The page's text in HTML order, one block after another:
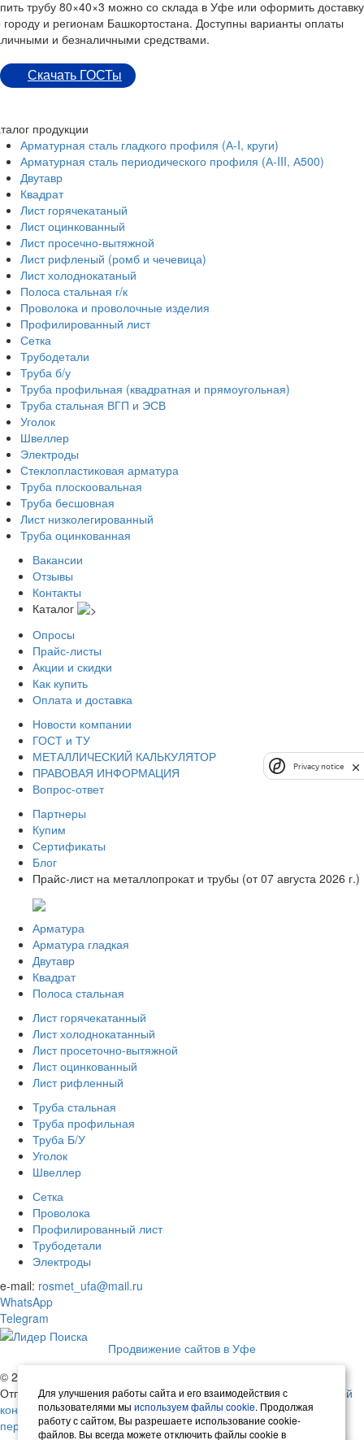
трубу 80×40×3 можно со склада в Уфе или оформить доставку
городу и регионам Башкортостана. Доступны варианты оплаты
и безналичными средствами.
Скачать ГОСТы
продукции
Арматурная сталь гладкого профиля (А-I, круги)
Арматурная сталь периодического профиля (А-III, А500)
Двутавр
Квадрат
Лист горячекатаный
Лист оцинкованный
Лист просечно-вытяжной
Лист рифленый (ромб и чечевица)
Лист холоднокатаный
Полоса стальная г/к
Проволока и проволочные изделия
Профилированный лист
Сетка
Трубодетали
Труба б/у
Труба профильная (квадратная и прямоугольная)
Труба стальная ВГП и ЭСВ
Уголок
Швеллер
Электроды
Стеклопластиковая арматура
Труба плоскоовальная
Труба бесшовная
Лист низколегированный
Труба оцинкованная
Вакансии
Отзывы
Контакты
Каталог
Опросы
Прайс-листы
Акции и скидки
Как купить
Оплата и доставка
Новости компании
ГОСТ и ТУ
МЕТАЛЛИЧЕСКИЙ КАЛЬКУЛЯТОР
ПРАВОВАЯ ИНФОРМАЦИЯ
Вопрос-ответ
Партнеры
Купим
Сертификаты
Блог
Прайс-лист на металлопрокат и трубы (от 07 августа 2026 г.)
Арматура
Арматура гладкая
Двутавр
Квадрат
Полоса стальная
Лист горячекатанный
Лист холоднокатанный
Лист просеточно-вытяжной
Лист оцинкованный
Лист рифленный
Труба стальная
Труба профильная
Труба Б/У
Уголок
Швеллер
Сетка
Проволока
Профилированный лист
Трубодетали
Электроды
e-mail: rosmet_ufa@mail.ru
WhatsApp
Telegram
Для улучшения работы сайта и его взаимодействия с
пользователями мыиспользуем файлы cookie. Продолжая
работу с сайтом, Вы разрешаете использование cookie-
файлов. Вы всегда можете отключить файлы cookie в
Продвижение сайтов в Уфе
© 2026 Русметалл | Все права защищены
Отправляя любую форму на сайте, вы соглашаетесь с
политикой
конфиденциальности данного сайта.Согласие на обработку
персональных данных.
Privacy notice